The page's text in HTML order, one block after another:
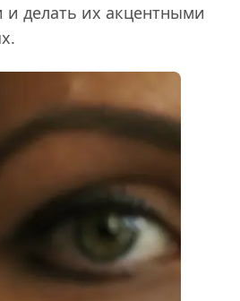
и делать их акцентными